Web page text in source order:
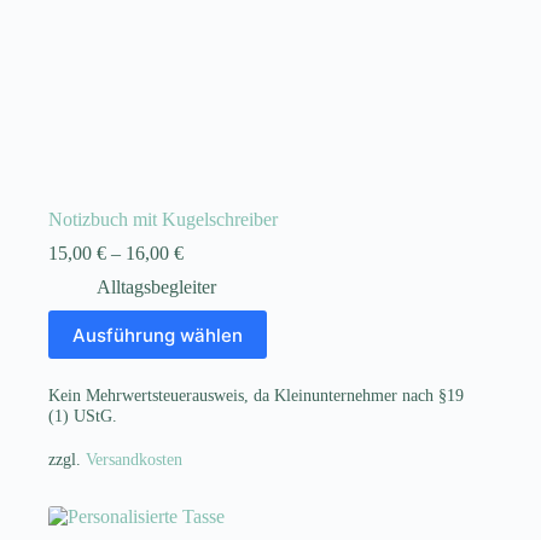
Notizbuch mit Kugelschreiber
15,00 € – 16,00 €
Alltagsbegleiter
Ausführung wählen
Dieses
Produkt
weist
mehrere
Varianten
auf.
Die
Optionen
auf
Kein Mehrwertsteuerausweis, da Kleinunternehmer nach §19
(1) UStG.
zzgl. Versandkosten